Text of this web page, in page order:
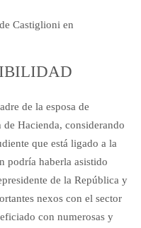
Castiglioni en
de la esposa de
Hacienda, con­siderando
que está ligado a la
podría haberla asistido
de la República y
nexos con el sector
con numerosas y